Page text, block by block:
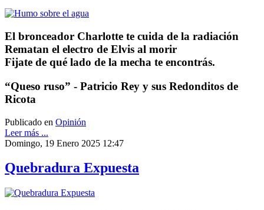
El bronceador Charlotte te cuida de la radiación
Rematan el electro de Elvis al morir
Fijate de qué lado de la mecha te encontrás.
“Queso ruso” - Patricio Rey y sus Redonditos de
Ricota
Publicado en Opinión
Leer más ...
Domingo, 19 Enero 2025 12:47
Quebradura Expuesta